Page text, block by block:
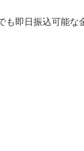
も即日振込可能な